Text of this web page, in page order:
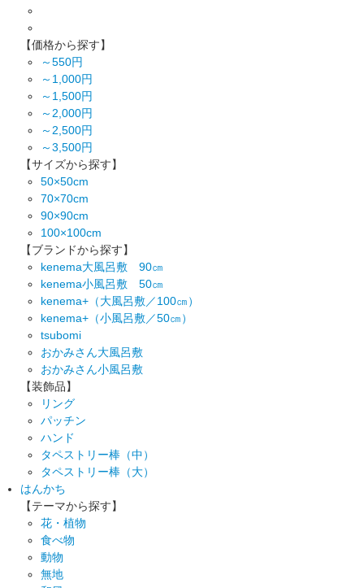
【価格から探す】
～550円
～1,000円
～1,500円
～2,000円
～2,500円
～3,500円
【サイズから探す】
50×50cm
70×70cm
90×90cm
100×100cm
【ブランドから探す】
kenema大風呂敷 90㎝
kenema小風呂敷 50㎝
kenema+（大風呂敷／100㎝）
kenema+（小風呂敷／50㎝）
tsubomi
おかみさん大風呂敷
おかみさん小風呂敷
【装飾品】
リング
パッチン
ハンド
タペストリー棒（中）
タペストリー棒（大）
はんかち
【テーマから探す】
花・植物
食べ物
動物
無地